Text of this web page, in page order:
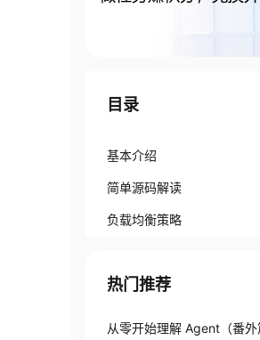
目录
基本介绍
简单源码解读
负载均衡策略
热门推荐
从零开始理解 Agent（番